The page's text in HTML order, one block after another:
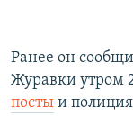
Ранее он
Журавки утром
посты и